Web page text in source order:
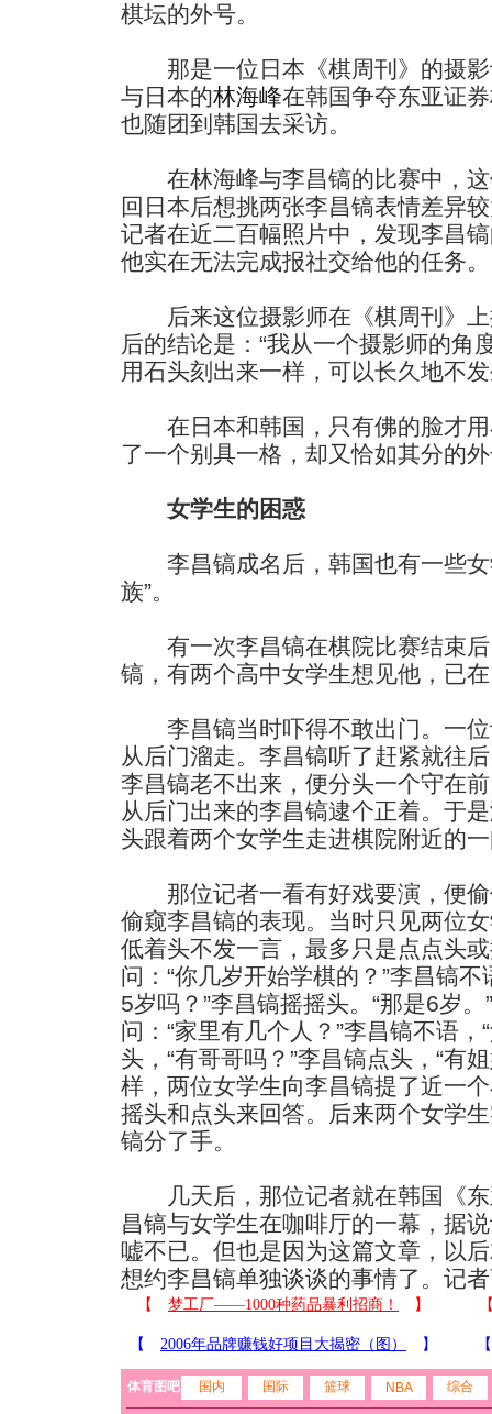
棋坛的外号。
那是一位日本《棋周刊》的摄影
与日本的林海峰在韩国争夺东亚证
也随团到韩国去采访。
在林海峰与李昌镐的比赛中，这
回日本后想挑两张李昌镐表情差异
记者在近二百幅照片中，发现李昌
他实在无法完成报社交给他的任务。
后来这位摄影师在《棋周刊》上
后的结论是：“我从一个摄影师的角
用石头刻出来一样，可以长久地不
在日本和韩国，只有佛的脸才用
了一个别具一格，却又恰如其分的
女学生的困惑
李昌镐成名后，韩国也有一些女
族”。
有一次李昌镐在棋院比赛结束后
镐，有两个高中女学生想见他，已
李昌镐当时吓得不敢出门。一位
从后门溜走。李昌镐听了赶紧就往
李昌镐老不出来，便分头一个守在
从后门出来的李昌镐逮个正着。于
头跟着两个女学生走进棋院附近的
那位记者一看有好戏要演，便偷
偷窥李昌镐的表现。当时只见两位
低着头不发一言，最多只是点点头
问：“你几岁开始学棋的？”李昌镐
5岁吗？”李昌镐摇摇头。“那是6岁
问：“家里有几个人？”李昌镐不语，
头，“有哥哥吗？”李昌镐点头，“有
样，两位女学生向李昌镐提了近一
摇头和点头来回答。后来两个女学
镐分了手。
几天后，那位记者就在韩国《东
昌镐与女学生在咖啡厅的一幕，据
嘘不已。但也是因为这篇文章，以
想约李昌镐单独谈谈的事情了。记
体育图吧 国内 国际 篮球 NBA 综合